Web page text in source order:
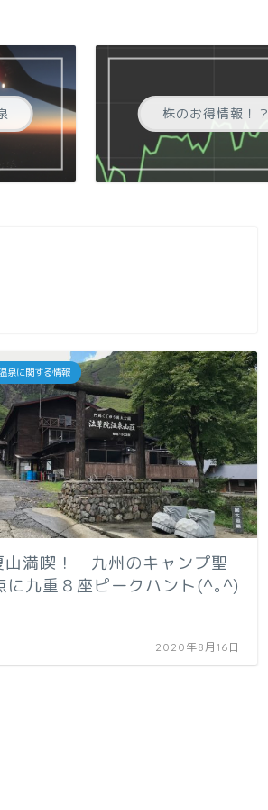
株のお得情報！？
泉に関する情報
満喫！ 九州のキャンプ聖
に九重８座ピークハント(^｡^)
2020年8月16日